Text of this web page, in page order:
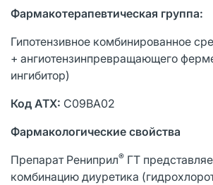
Фармакотерапевтическая группа:
Гипотензивное комбинированное
+ ангиотензинпревращающего
ингибитор)
Код ATX: С09ВА02
Фармакологические свойства
Препарат Рениприл® ГТ
комбинацию диуретика